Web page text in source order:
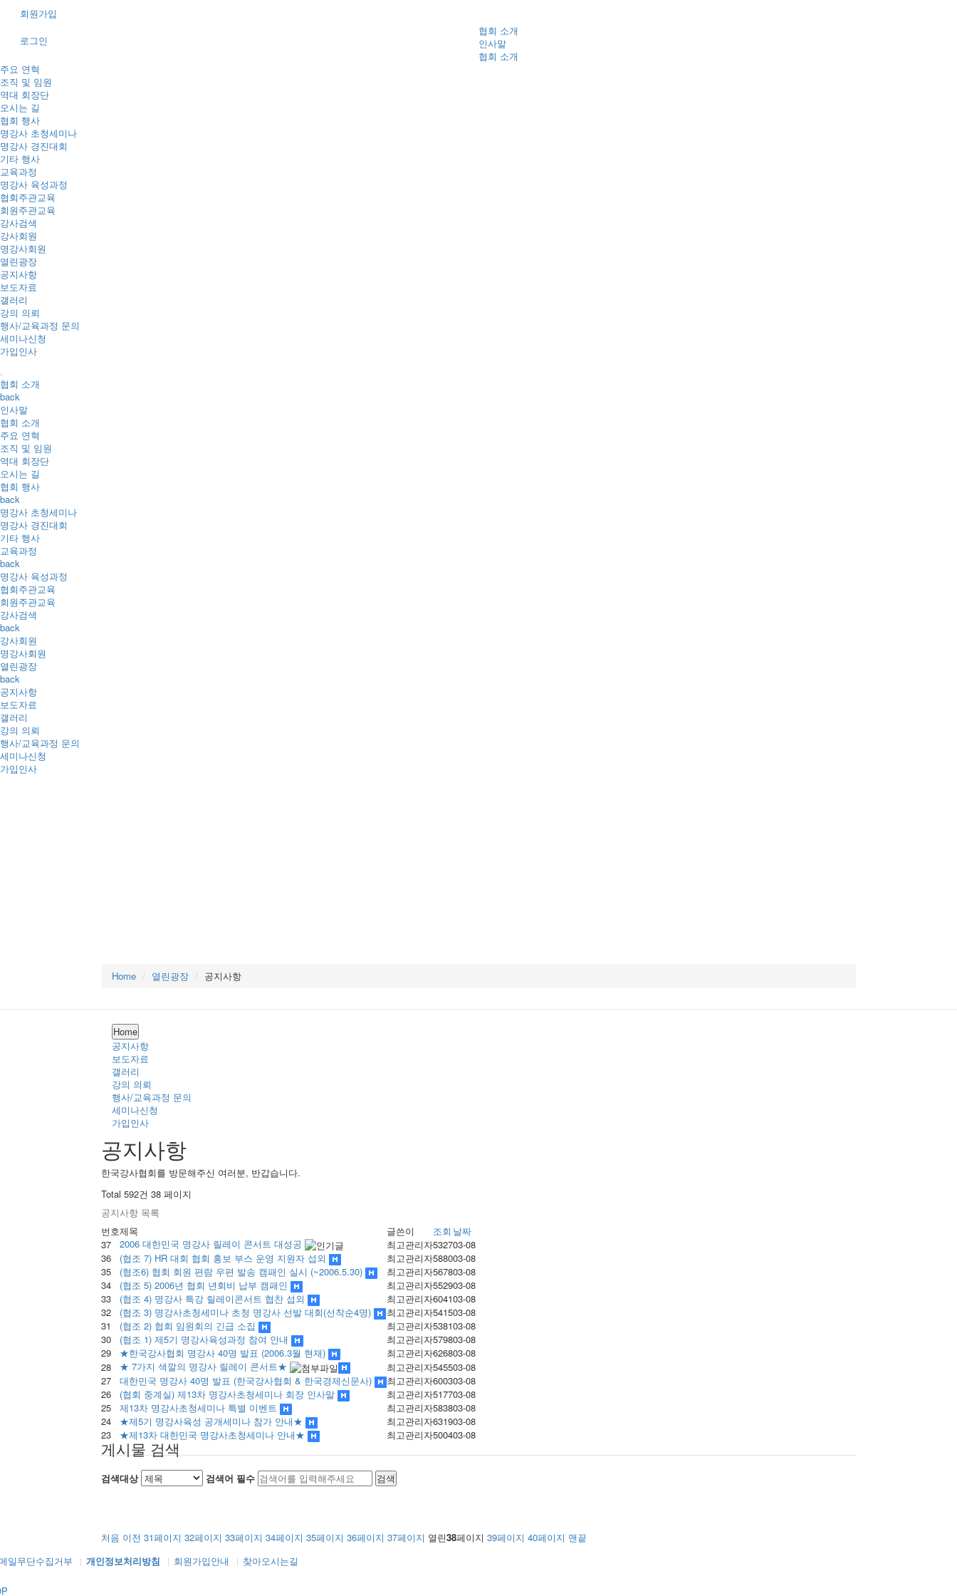
회원가입
로그인
협회 소개
인사말
협회 소개
주요 연혁
조직 및 임원
역대 회장단
오시는 길
협회 행사
명강사 초청세미나
명강사 경진대회
기타 행사
교육과정
명강사 육성과정
협회주관교육
회원주관교육
강사검색
강사회원
명강사회원
열린광장
공지사항
보도자료
갤러리
강의 의뢰
행사/교육과정 문의
세미나신청
가입인사
협회 소개
back
인사말
협회 소개
주요 연혁
조직 및 임원
역대 회장단
오시는 길
협회 행사
back
명강사 초청세미나
명강사 경진대회
기타 행사
교육과정
back
명강사 육성과정
협회주관교육
회원주관교육
강사검색
back
강사회원
명강사회원
열린광장
back
공지사항
보도자료
갤러리
강의 의뢰
행사/교육과정 문의
세미나신청
가입인사
Home 열린광장 공지사항
Home
공지사항
보도자료
갤러리
강의 의뢰
행사/교육과정 문의
세미나신청
가입인사
공지사항
한국강사협회를 방문해주신 여러분, 반갑습니다.
Total 592건 38 페이지
공지사항 목록
번호제목 글쓴이 조회 날짜
37
2006 대한민국 명강사 릴레이 콘서트 대성공 최고관리자532703-08
36
(협조 7) HR 대회 협회 홍보 부스 운영 지원자 섭외 최고관리자588003-08
35
(협조6) 협회 회원 편람 우편 발송 캠패인 실시 (~2006.5.30) 최고관리자567803-08
34
(협조 5) 2006년 협회 년회비 납부 캠패인 최고관리자552903-08
33
(협조 4) 명강사 특강 릴레이콘서트 협찬 섭외 최고관리자604103-08
32
(협조 3) 명강사초청세미나 초청 명강사 선발 대회(선착순4명) 최고관리자541503-08
31
(협조 2) 협회 임원회의 긴급 소집 최고관리자538103-08
30
(협조 1) 제5기 명강사육성과정 참여 안내 최고관리자579803-08
29
★한국강사협회 명강사 40명 발표 (2006.3월 현재) 최고관리자626803-08
28
★ 7가지 색깔의 명강사 릴레이 콘서트★ 최고관리자545503-08
27
대한민국 명강사 40명 발표 (한국강사협회 & 한국경제신문사) 최고관리자600303-08
26
(협회 중계실) 제13차 명강사초청세미나 회장 인사말 최고관리자517703-08
25
제13차 명강사초청세미나 특별 이벤트 최고관리자583803-08
24
★제5기 명강사육성 공개세미나 참가 안내★ 최고관리자631903-08
23
★제13차 대한민국 명강사초청세미나 안내★ 최고관리자500403-08
게시물 검색
검색대상 검색어 필수 검색
처음 이전 31페이지 32페이지 33페이지 34페이지 35페이지 36페이지 37페이지 열린38페이지 39페이지 40페이지 맨끝
일무단수집거부
개인정보처리방침 회원가입안내 찾아오시는길